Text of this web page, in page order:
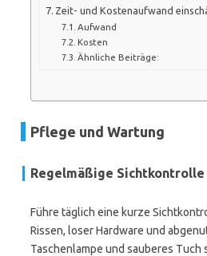
Zeit- und Kostenaufwand
Aufwand
Kosten
Ähnliche Beiträge:
Pflege und Wartung
Regelmäßige Sichtkontrolle
Führe täglich eine kurze
Rissen, loser Hardware und
Taschenlampe und sauberes Tuch